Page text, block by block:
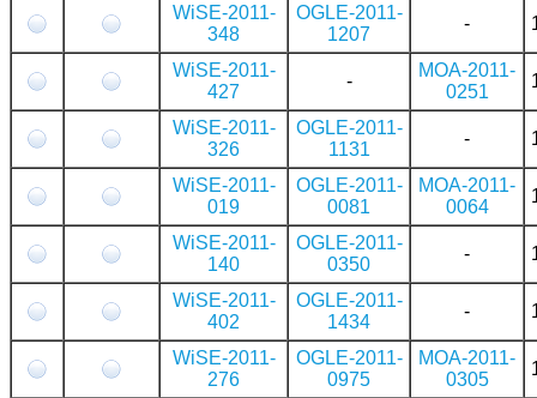
WiSE-2011-
348
OGLE-2011-
1207
-
WiSE-2011-
427
-
MOA-2011-
0251
WiSE-2011-
326
OGLE-2011-
1131
-
WiSE-2011-
019
OGLE-2011-
0081
MOA-2011-
0064
WiSE-2011-
140
OGLE-2011-
0350
-
WiSE-2011-
402
OGLE-2011-
1434
-
WiSE-2011-
276
OGLE-2011-
0975
MOA-2011-
0305